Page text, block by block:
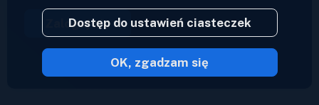
Zaloguj się
2023 © Inoreader
Dostęp do ustawień ciasteczek
OK, zgadzam się